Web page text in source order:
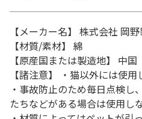
【メーカー名】 株式会社 岡
【材質/素材】 綿
【原産国または製造地】 中国
【諸注意】 ・猫以外には使用
・事故防止のため毎日点検し
たちなどがある場合は使用し